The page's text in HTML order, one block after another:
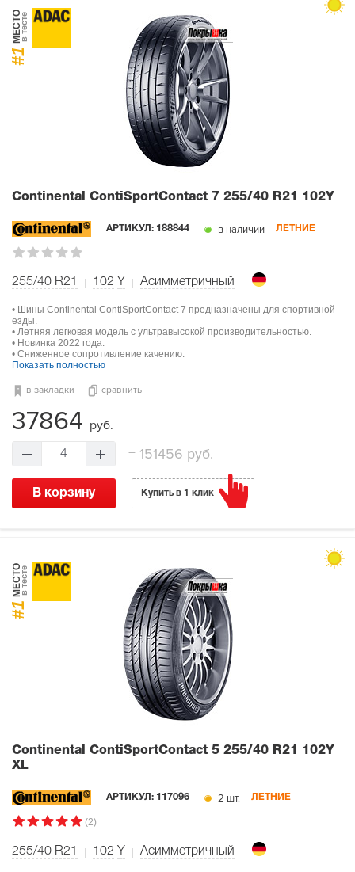
#1
МЕСТОв тесте
Continental ContiSportContact 7 255/40 R21 102Y
АРТИКУЛ: 188844 в наличии ЛЕТНИЕ
255/40 R21 102 Y Асимметричный
• Шины Continental ContiSportContact 7 предназначены для спортивной
езды.
• Летняя легковая модель с ультравысокой производительностью.
• Новинка 2022 года.
• Сниженное сопротивление качению.
Показать полностью
в закладки сравнить
37864 руб.
4 = 151456 руб.
В корзину Купить в 1 клик
#1
МЕСТОв тесте
Continental ContiSportContact 5 255/40 R21 102Y
XL
АРТИКУЛ: 117096 2 шт. ЛЕТНИЕ
(2)
255/40 R21 102 Y Асимметричный